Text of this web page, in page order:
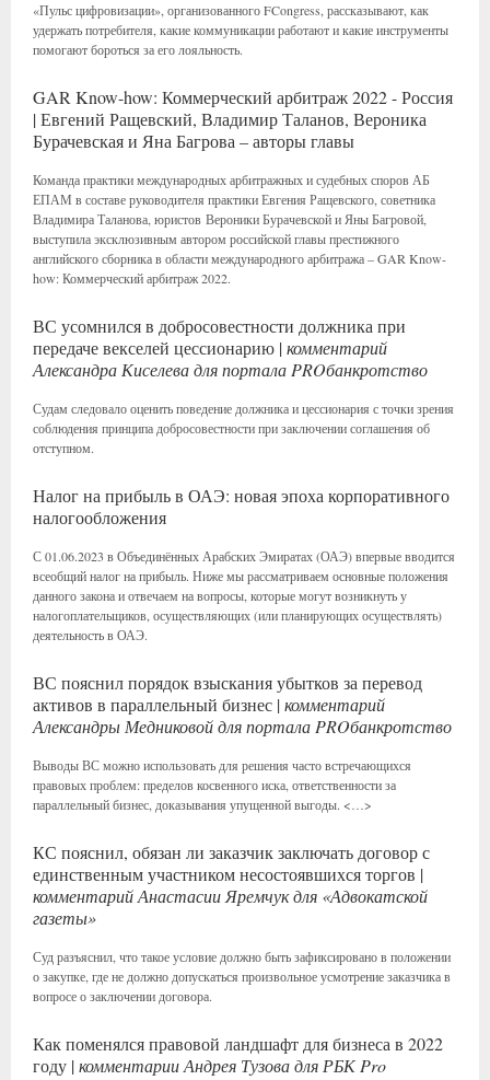
«Пульс цифровизации», организованного FCongress, рассказывают, как
удержать потребителя, какие коммуникации работают и какие инструменты
помогают бороться за его лояльность.
GAR Know-how: Коммерческий арбитраж 2022 - Россия
| Евгений Ращевский, Владимир Таланов, Вероника
Бурачевская и Яна Багрова – авторы главы
Команда практики международных арбитражных и судебных споров АБ
ЕПАМ в составе руководителя практики Евгения Ращевского, советника
Владимира Таланова, юристов Вероники Бурачевской и Яны Багровой,
выступила эксклюзивным автором российской главы престижного
английского сборника в области международного арбитража – GAR Know-
how: Коммерческий арбитраж 2022.
ВС усомнился в добросовестности должника при
передаче векселей цессионарию |комментарий
Александра Киселева для портала PROбанкротство
Судам следовало оценить поведение должника и цессионария с точки зрения
соблюдения принципа добросовестности при заключении соглашения об
отступном.
Налог на прибыль в ОАЭ: новая эпоха корпоративного
налогообложения
С 01.06.2023 в Объединённых Арабских Эмиратах (ОАЭ) впервые вводится
всеобщий налог на прибыль. Ниже мы рассматриваем основные положения
данного закона и отвечаем на вопросы, которые могут возникнуть у
налогоплательщиков, осуществляющих (или планирующих осуществлять)
деятельность в ОАЭ.
ВС пояснил порядок взыскания убытков за перевод
активов в параллельный бизнес |комментарий
Александры Медниковой для портала PROбанкротство
Выводы ВС можно использовать для решения часто встречающихся
правовых проблем: пределов косвенного иска, ответственности за
параллельный бизнес, доказывания упущенной выгоды. <…>
КС пояснил, обязан ли заказчик заключать договор с
единственным участником несостоявшихся торгов |
комментарий Анастасии Яремчук для «Адвокатской
газеты»
Суд разъяснил, что такое условие должно быть зафиксировано в положении
о закупке, где не должно допускаться произвольное усмотрение заказчика в
вопросе о заключении договора.
Как поменялся правовой ландшафт для бизнеса в 2022
году |комментарии Андрея Тузова для РБК Pro